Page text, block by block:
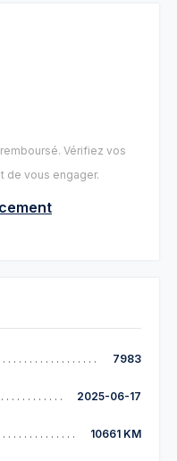
Vérifiez vos
de vous engager.
7983
2025-06-17
10661 KM